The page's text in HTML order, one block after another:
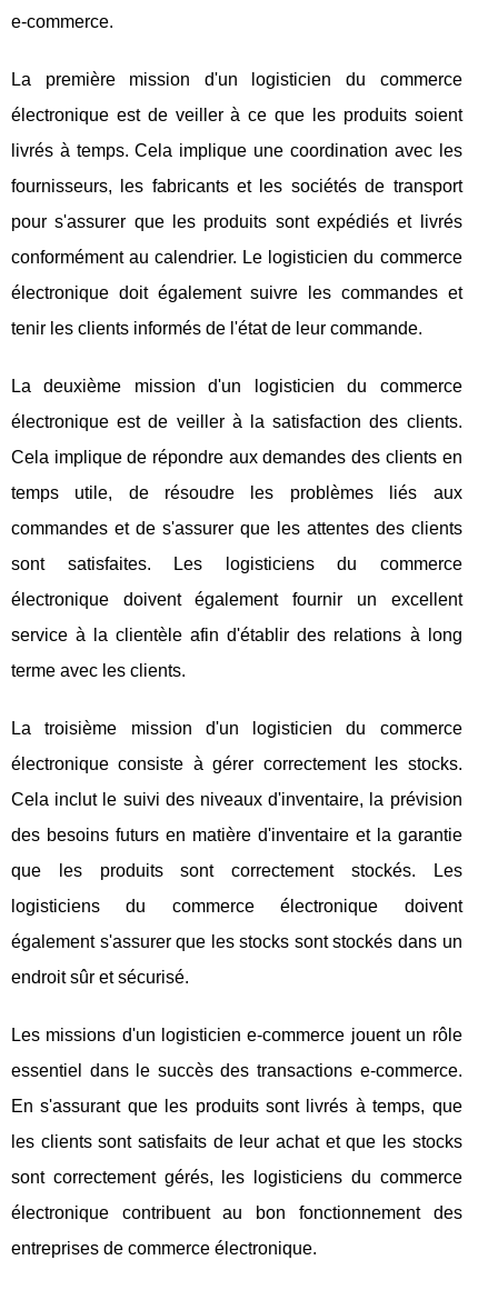
e-commerce.
La première mission d'un logisticien du commerce
électronique est de veiller à ce que les produits soient
livrés à temps. Cela implique une coordination avec les
fournisseurs, les fabricants et les sociétés de transport
pour s'assurer que les produits sont expédiés et livrés
conformément au calendrier. Le logisticien du commerce
électronique doit également suivre les commandes et
tenir les clients informés de l'état de leur commande.
La deuxième mission d'un logisticien du commerce
électronique est de veiller à la satisfaction des clients.
Cela implique de répondre aux demandes des clients en
temps utile, de résoudre les problèmes liés aux
commandes et de s'assurer que les attentes des clients
sont satisfaites. Les logisticiens du commerce
électronique doivent également fournir un excellent
service à la clientèle afin d'établir des relations à long
terme avec les clients.
La troisième mission d'un logisticien du commerce
électronique consiste à gérer correctement les stocks.
Cela inclut le suivi des niveaux d'inventaire, la prévision
des besoins futurs en matière d'inventaire et la garantie
que les produits sont correctement stockés. Les
logisticiens du commerce électronique doivent
également s'assurer que les stocks sont stockés dans un
endroit sûr et sécurisé.
Les missions d'un logisticien e-commerce jouent un rôle
essentiel dans le succès des transactions e-commerce.
En s'assurant que les produits sont livrés à temps, que
les clients sont satisfaits de leur achat et que les stocks
sont correctement gérés, les logisticiens du commerce
électronique contribuent au bon fonctionnement des
entreprises de commerce électronique.